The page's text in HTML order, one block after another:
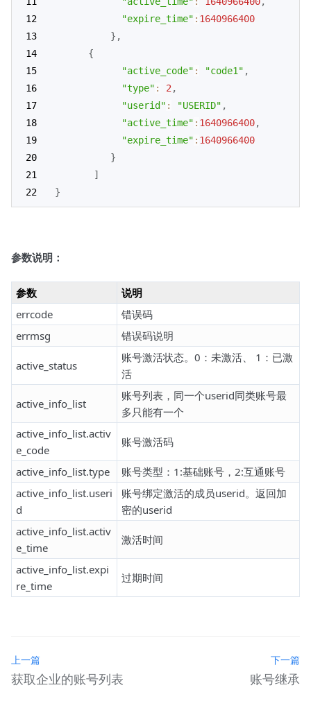
"expire_time" : 1640966400
} ,
{
"active_code" : "code1" ,
"type" : 2 ,
"userid" : "USERID" ,
"active_time" : 1640966400,
"expire_time" : 1640966400
}
]
}
参数说明：
参数
说明
errcode
错误码
errmsg
错误码说明
active_status
账号激活状态。0：未激活、 1：已激
活
active_info_list
账号列表，同一个userid同类账号最
多只能有一个
active_info_list.activ
e_code
账号激活码
active_info_list.type
账号类型：1:基础账号，2:互通账号
active_info_list.useri
d
账号绑定激活的成员userid。返回加
密的userid
active_info_list.activ
e_time
激活时间
active_info_list.expi
re_time
过期时间
上一篇
获取企业的账号列表
下一篇
账号继承